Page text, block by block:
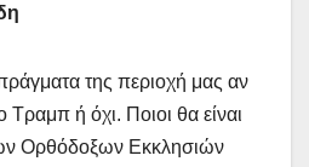
της περιοχή μας αν
Τραμπ ή όχι. Ποιοι θα είναι
Ορθόδοξων Εκκλησιών